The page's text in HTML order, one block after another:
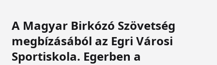
A Magyar Birkózó Szövetség
megbízásából az Egri Városi
Sportiskola. Egerben a